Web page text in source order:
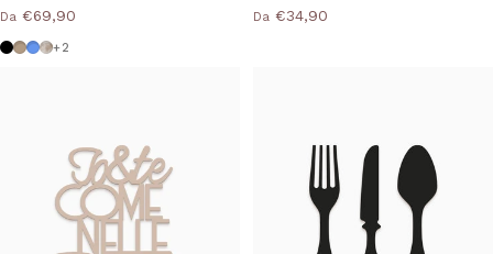
Da €69,90
Nero
Tortora
Azzurro Polvere
Shabby
+2
Da €34,90